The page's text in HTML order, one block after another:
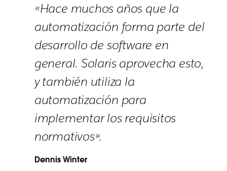
«Hace muchos años que la
automatización forma parte del
desarrollo de software en
general. Solaris aprovecha esto,
y también utiliza la
automatización para
implementar los requisitos
normativos».
Dennis Winter